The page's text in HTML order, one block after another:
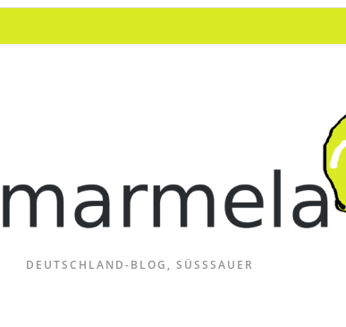
DEUTSCHLAND-BLOG, SÜSSSAUER